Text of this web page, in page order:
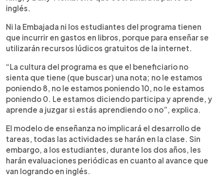
inglés.
Ni la Embajada ni los estudiantes del programa tienen
que incurrir en gastos en libros, porque para enseñar se
utilizarán recursos lúdicos gratuitos de la internet.
“La cultura del programa es que el beneficiario no
sienta que tiene (que buscar) una nota; no le estamos
poniendo 8, no le estamos poniendo 10, no le estamos
poniendo 0. Le estamos diciendo participa y aprende, y
aprende a juzgar si estás aprendiendo o no”, explica.
El modelo de enseñanza no implicará el desarrollo de
tareas, todas las actividades se harán en la clase. Sin
embargo, a los estudiantes, durante los dos años, les
harán evaluaciones periódicas en cuanto al avance que
van logrando en inglés.